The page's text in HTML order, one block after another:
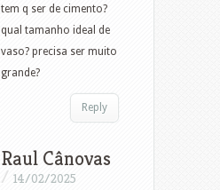
tem q ser de cimento?
qual tamanho ideal de
vaso? precisa ser muito
grande?
Reply
Raul Cânovas
/ 14/02/2025